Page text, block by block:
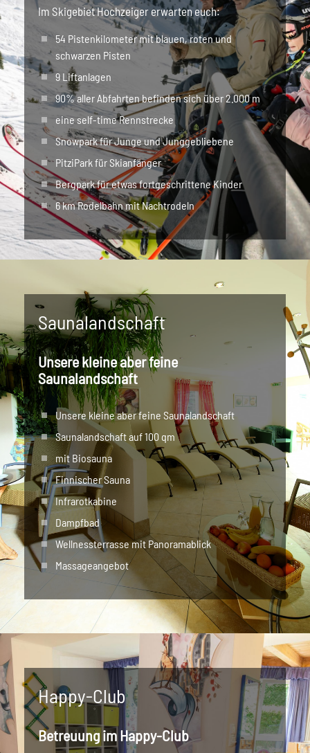
Im Skigebiet Hochzeiger erwarten euch:
54 Pistenkilometer mit blauen, roten und
schwarzen Pisten
9 Liftanlagen
90% aller Abfahrten befinden sich über 2.000 m
eine self-time Rennstrecke
Snowpark für Junge und Junggebliebene
PitziPark für Skianfänger
Bergpark für etwas fortgeschrittene Kinder
6 km Rodelbahn mit Nachtrodeln
Saunalandschaft
Unsere kleine aber feine
Saunalandschaft
Unsere kleine aber feine Saunalandschaft
Saunalandschaft auf 100 qm
mit Biosauna
Finnischer Sauna
Infrarotkabine
Dampfbad
Wellnessterrasse mit Panoramablick
Massageangebot
Happy-Club
Betreuung im Happy-Club